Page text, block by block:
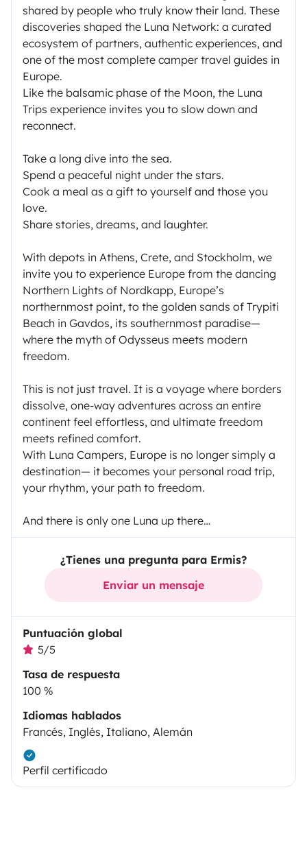
shared by people who truly know their land. These
discoveries shaped the Luna Network: a curated
ecosystem of partners, authentic experiences, and
one of the most complete camper travel guides in
Europe.
Like the balsamic phase of the Moon, the Luna
Trips experience invites you to slow down and
reconnect.
Take a long dive into the sea.
Spend a peaceful night under the stars.
Cook a meal as a gift to yourself and those you
love.
Share stories, dreams, and laughter.
With depots in Athens, Crete, and Stockholm, we
invite you to experience Europe from the dancing
Northern Lights of Nordkapp, Europe’s
northernmost point, to the golden sands of Trypiti
Beach in Gavdos, its southernmost paradise—
where the myth of Odysseus meets modern
freedom.
This is not just travel. It is a voyage where borders
dissolve, one-way adventures across an entire
continent feel effortless, and ultimate freedom
meets refined comfort.
With Luna Campers, Europe is no longer simply a
destination— it becomes your personal road trip,
your rhythm, your path to freedom.
And there is only one Luna up there…
¿Tienes una pregunta para Ermis?
Enviar un mensaje
Puntuación global
5/5
Tasa de respuesta
100 %
Idiomas hablados
Francés, Inglés, Italiano, Alemán
Perfil certificado